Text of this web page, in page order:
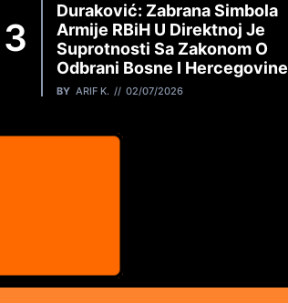
Duraković: Zabrana Simbola
Armije RBiH U Direktnoj Je
Suprotnosti Sa Zakonom O
Odbrani Bosne I Hercegovine
BY ARIF K. 02/07/2026